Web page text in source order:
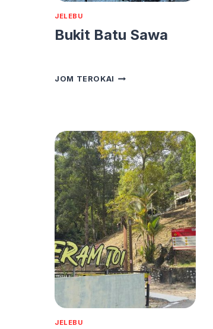
JELEBU
Bukit Batu Sawa
JOM TEROKAI BUKIT
JELEBU